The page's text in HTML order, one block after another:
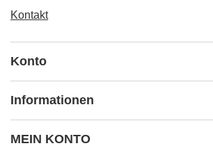
Kontakt
Konto
Informationen
MEIN KONTO